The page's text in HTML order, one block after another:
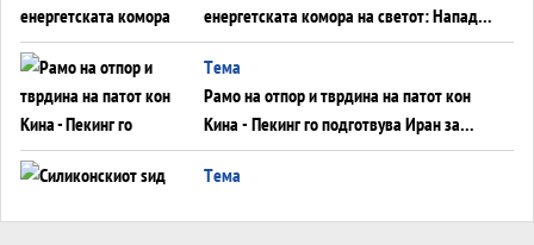
енергетската комора на светот: Нападот
во Суец најавува глобален енергетски
инфаркт?
Tема
Рамо на отпор и тврдина на патот кон
Кина - Пекинг го подготвува Иран за
американска копнена инвазија
Tема